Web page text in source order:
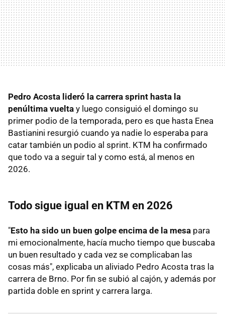
Pedro Acosta lideró la carrera sprint hasta la
penúltima vuelta y luego consiguió el domingo su
primer podio de la temporada, pero es que hasta Enea
Bastianini resurgió cuando ya nadie lo esperaba para
catar también un podio al sprint. KTM ha confirmado
que todo va a seguir tal y como está, al menos en
2026.
Todo sigue igual en KTM en 2026
"Esto ha sido un buen golpe encima de la mesa para
mi emocionalmente, hacía mucho tiempo que buscaba
un buen resultado y cada vez se complicaban las
cosas más", explicaba un aliviado Pedro Acosta tras la
carrera de Brno. Por fin se subió al cajón, y además por
partida doble en sprint y carrera larga.